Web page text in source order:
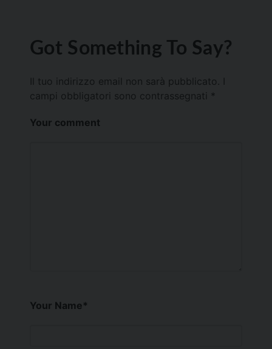
Got Something To Say?
Il tuo indirizzo email non sarà pubblicato.
campi obbligatori sono contrassegnati *
Your comment
Your Name*